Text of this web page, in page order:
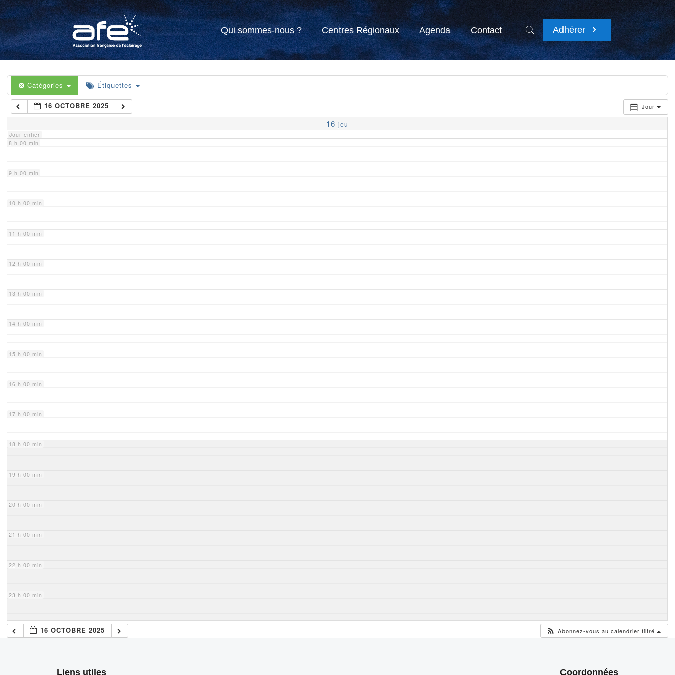
Qui sommes-nous ? Centres Régionaux Agenda Contact Adhérer
Catégories Étiquettes
Jour
16 OCTOBRE 2025
16 jeu
Jour entier
4 h 00 min
5 h 00 min
6 h 00 min
7 h 00 min
8 h 00 min
9 h 00 min
10 h 00 min
11 h 00 min
12 h 00 min
13 h 00 min
14 h 00 min
15 h 00 min
16 h 00 min
17 h 00 min
18 h 00 min
19 h 00 min
20 h 00 min
21 h 00 min
22 h 00 min
23 h 00 min
16 OCTOBRE 2025 Abonnez-vous au calendrier filtré
Liens utiles Coordonnées